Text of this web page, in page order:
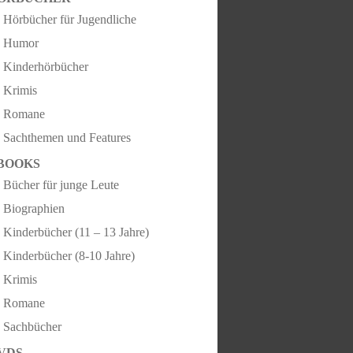
Hörbücher für Jugendliche
Humor
Kinderhörbücher
Krimis
Romane
Sachthemen und Features
Bücher für junge Leute
Biographien
Kinderbücher (11 – 13 Jahre)
Kinderbücher (8-10 Jahre)
Krimis
Romane
Sachbücher